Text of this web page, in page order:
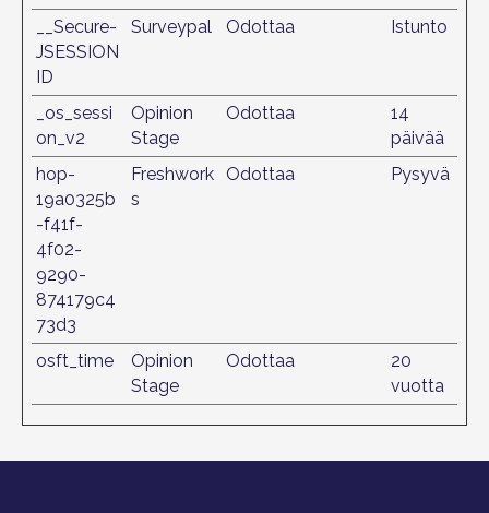
__Secure-
JSESSION
ID
Surveypal Odottaa Istunto
_os_sessi
on_v2
Opinion
Stage
Odottaa
14
päivää
hop-
19a0325b
-f41f-
4f02-
9290-
874179c4
73d3
Freshwork
s
Odottaa Pysyvä
osft_time
Opinion
Stage
Odottaa
20
vuotta